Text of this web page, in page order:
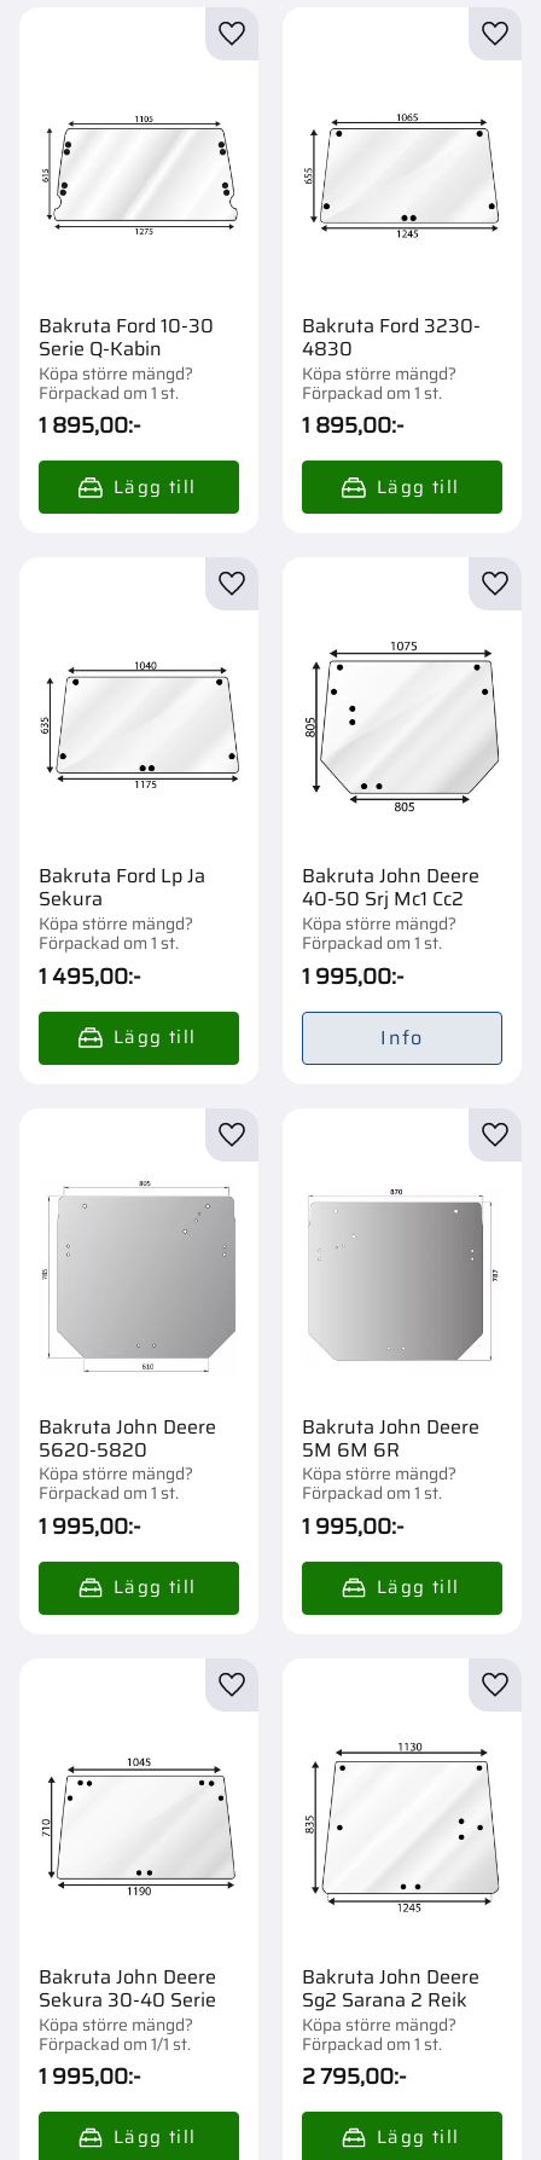
Bakruta Ford 10-30
Serie Q-Kabin
Köpa större mängd?
Förpackad om 1 st.
1 895,00:-
Lägg till i favoriter
Bakruta Ford 3230-
4830
Köpa större mängd?
Förpackad om 1 st.
1 895,00:-
Bakruta Ford Lp Ja
Sekura
Köpa större mängd?
Förpackad om 1 st.
1 495,00:-
Lägg till i favoriter
Bakruta John Deere
40-50 Srj Mc1 Cc2
Köpa större mängd?
Förpackad om 1 st.
1 995,00:-
Info
Bakruta John Deere
5620-5820
Köpa större mängd?
Förpackad om 1 st.
1 995,00:-
Lägg till i favoriter
Bakruta John Deere
5M 6M 6R
Köpa större mängd?
Förpackad om 1 st.
1 995,00:-
Bakruta John Deere
Sekura 30-40 Serie
Köpa större mängd?
Förpackad om 1/1 st.
1 995,00:-
Lägg till i favoriter
Bakruta John Deere
Sg2 Sarana 2 Reik
Köpa större mängd?
Förpackad om 1 st.
2 795,00:-